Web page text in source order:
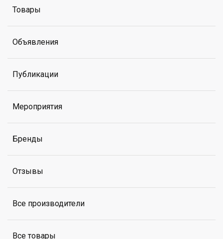
Товары
Объявления
Публикации
Мероприятия
Бренды
Отзывы
Все производители
Все товары